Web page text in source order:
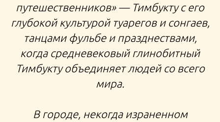
ТУРЫ В АФРИКУ
путешественников» — Тимбукту с его
глубокой культурой туарегов и сонгаев,
танцами фульбе и празднествами,
когда средневековый глинобитный
Тимбукту объединяет людей со всего
мира.
В городе, некогда израненном